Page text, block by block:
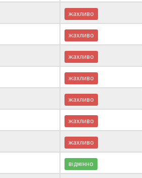
жахливо
жахливо
жахливо
жахливо
жахливо
жахливо
жахливо
відмінно